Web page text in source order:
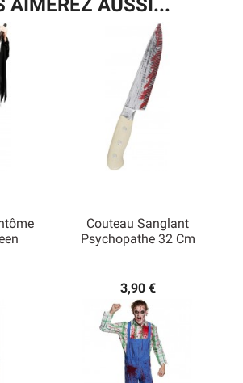
AIMEREZ AUSSI...
Couteau Sanglant
Psychopathe 32 Cm
3,90 €